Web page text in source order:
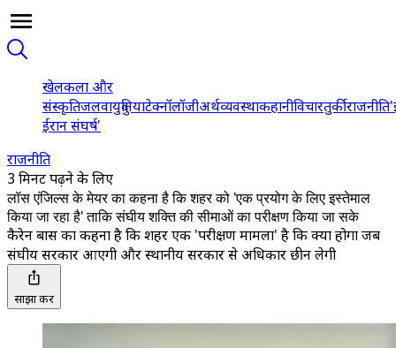
खेलकला और
संस्कृतिजलवायुदुनियाटेक्नॉलॉजीअर्थव्यवस्थाकहानीविचारतुर्कीराजनीति
ईरान संघर्ष'
राजनीति
3 मिनट पढ़ने के लिए
लॉस एंजिल्स के मेयर का कहना है कि शहर को 'एक प्रयोग के लिए इस्तेमाल
किया जा रहा है' ताकि संघीय शक्ति की सीमाओं का परीक्षण किया जा सके
कैरेन बास का कहना है कि शहर एक 'परीक्षण मामला' है कि क्या होगा जब
संघीय सरकार आएगी और स्थानीय सरकार से अधिकार छीन लेगी
साझा करें